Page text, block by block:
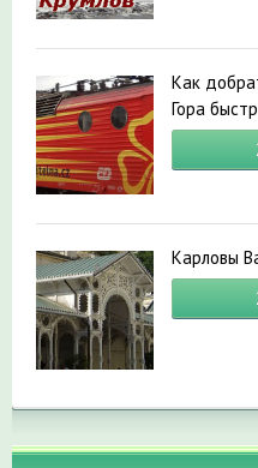
Как
Гора
Карловы